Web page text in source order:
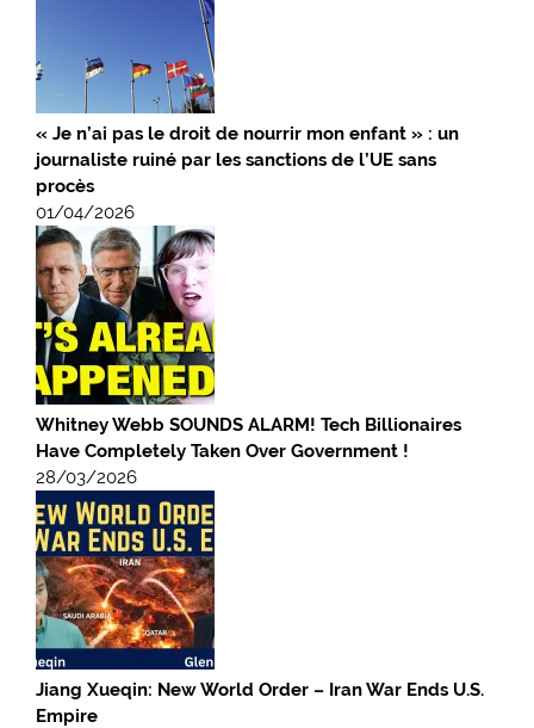
« Je n’ai pas le droit de nourrir mon enfant » : un
journaliste ruiné par les sanctions de l’UE sans
procès
01/04/2026
Whitney Webb SOUNDS ALARM! Tech Billionaires
Have Completely Taken Over Government !
28/03/2026
Jiang Xueqin: New World Order – Iran War Ends U.S.
Empire